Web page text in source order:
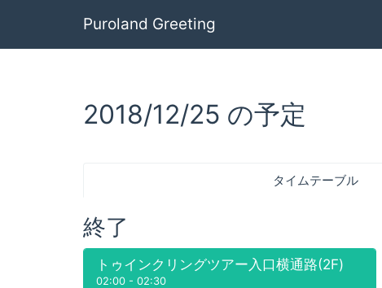
Puroland Greeting
2018/12/25 の予定
タイムテーブル
終了
トゥインクリングツアー入口横通路(2F)
02:00 - 02:30